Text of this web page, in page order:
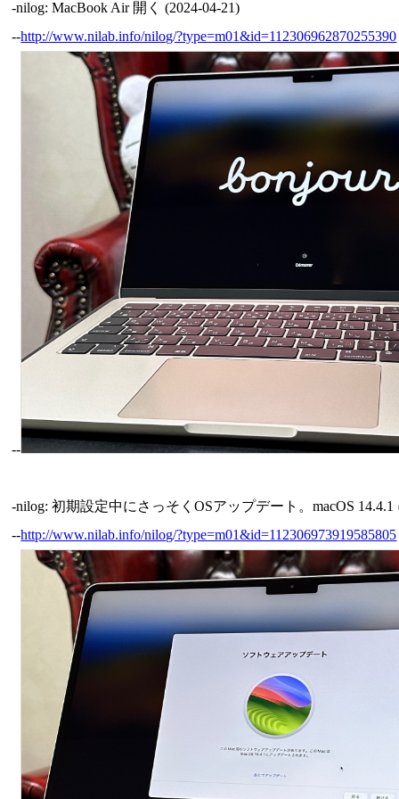
-nilog: MacBook Air 開く (2024-04-21)
--http://www.nilab.info/nilog/?type=m01&id=112306962870255390
--
-nilog: 初期設定中にさっそくOSアップデート。macOS 14.4.1
--http://www.nilab.info/nilog/?type=m01&id=112306973919585805